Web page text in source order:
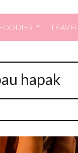
TRAVEL
hapak